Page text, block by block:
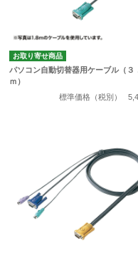
お取り寄せ商品
パソコン自動切替器用ケーブル（３
ｍ）
標準価格（税別）